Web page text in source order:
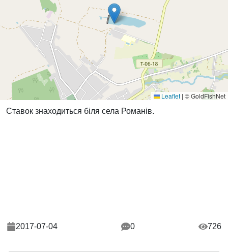
Leaflet | © GoldFishNet
Ставок знаходиться біля села Романів.
2017-07-04 0 726